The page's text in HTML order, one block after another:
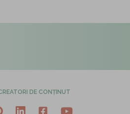
DE CONȚINUT